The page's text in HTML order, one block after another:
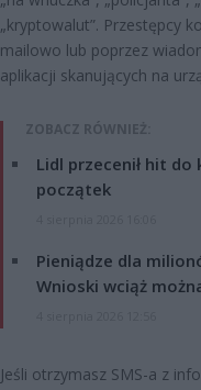
„kryptowalut”. Przestępcy
mailowo lub poprzez
aplikacji skanujących na
ZOBACZ RÓWNIEŻ:
Lidl przecenił hit
początek
Pieniądze dla
Wnioski wciąż
Jeśli otrzymasz SMS-a z